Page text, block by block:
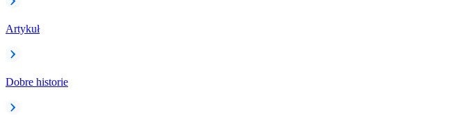
Artykuł
Dobre historie